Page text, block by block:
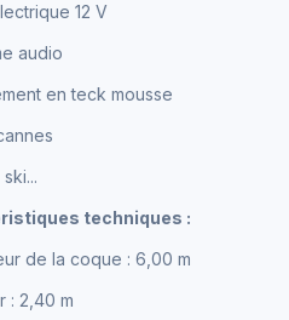
12 V
audio
en teck mousse
techniques :
de la coque : 6,00 m
: 2,40 m